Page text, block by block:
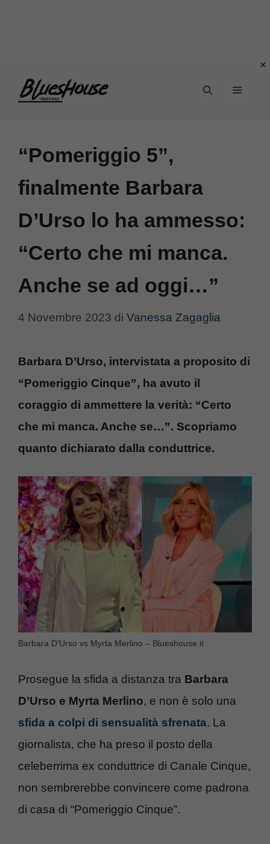
Menu
“Pomeriggio 5”,
finalmente Barbara
D’Urso lo ha ammesso:
“Certo che mi manca.
Anche se ad oggi…”
4 Novembre 2023 di Vanessa Zagaglia
Barbara D’Urso, intervistata a proposito di
“Pomeriggio Cinque”, ha avuto il
coraggio di ammettere la verità: “Certo
che mi manca. Anche se…”. Scopriamo
quanto dichiarato dalla conduttrice.
Barbara D’Urso vs Myrta Merlino – Blueshouse.it
Prosegue la sfida a distanza tra Barbara
D’Urso e Myrta Merlino, e non è solo una
sfida a colpi di sensualità sfrenata. La
giornalista, che ha preso il posto della
celeberrima ex conduttrice di Canale Cinque,
non sembrerebbe convincere come padrona
di casa di “Pomeriggio Cinque”.